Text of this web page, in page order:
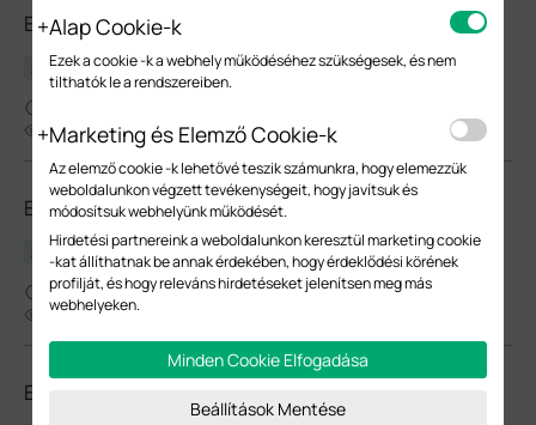
EAP773_V2.0_Datasheet
Adatlap
5936
EAP773_V2.60_Datasheet
Adatlap
05-08-2026
6768
EAP773_V1.6_Datasheet
Alap Cookie-k
Ezek a cookie -k a webhely működéséhez szükségesek, és nem
tilthatók le a rendszereiben.
Marketing és Elemző Cookie-k
Az elemző cookie -k lehetővé teszik számunkra, hogy elemezzük
weboldalunkon végzett tevékenységeit, hogy javítsuk és
módosítsuk webhelyünk működését.
Hirdetési partnereink a weboldalunkon keresztül marketing cookie
-kat állíthatnak be annak érdekében, hogy érdeklődési körének
profilját, és hogy releváns hirdetéseket jelenítsen meg más
webhelyeken.
Minden Cookie Elfogadása
Beállítások Mentése